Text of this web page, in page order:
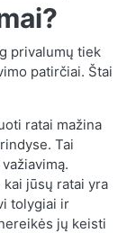
privalumų tiek
patirčiai. Štai
ratai mažina
Tai
kai jūsų ratai yra
tolygiai ir
jų keisti